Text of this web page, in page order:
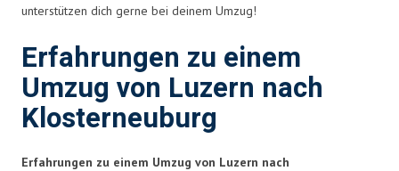
unterstützen dich gerne bei deinem Umzug!
Erfahrungen zu einem
Umzug von Luzern nach
Klosterneuburg
Erfahrungen zu einem Umzug von Luzern nach